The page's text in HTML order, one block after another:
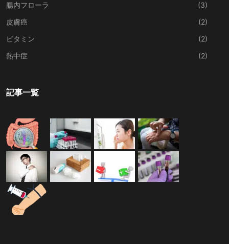
腸内フローラ
(3)
皮膚癌
(2)
ビタミン
(2)
熱中症
(2)
記事一覧